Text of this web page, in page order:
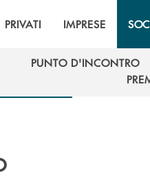
PRIVATI IMPRESE
PUNTO D'INCONTRO
PUNTO D'INCONTRO